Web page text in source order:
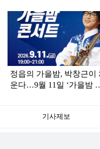
탑
라
인
정읍의 가을밤, 박창근이
운다…9월 11일 ‘가을밤
기사제보